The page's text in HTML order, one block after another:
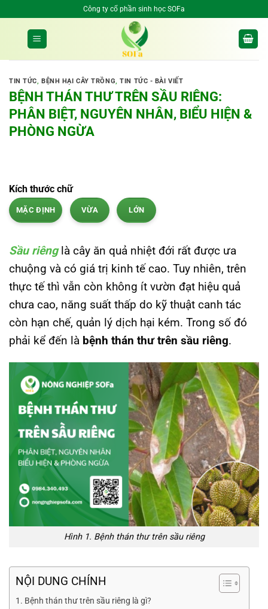
qua
Công ty cổ phần sinh học SOFa
TIN TỨC,BỆNH HẠI CÂY TRỒNG,TIN TỨC - BÀI VIẾT
BỆNH THÁN THƯ TRÊN SẦU RIÊNG:
PHÂN BIỆT, NGUYÊN NHÂN, BIỂU HIỆN &
PHÒNG NGỪA
Kích thước chữ
MẶC ĐỊNH VỪA LỚN
Sầu riêng là cây ăn quả nhiệt đới rất được ưa
chuộng và có giá trị kinh tế cao. Tuy nhiên, trên
thực tế thì vẫn còn không ít vườn đạt hiệu quả
chưa cao, năng suất thấp do kỹ thuật canh tác
còn hạn chế, quản lý dịch hại kém. Trong số đó
phải kể đến là bệnh thán thư trên sầu riêng.
Hình 1. Bệnh thán thư trên sầu riêng
NỘI DUNG CHÍNH
Bệnh thán thư trên sầu riêng là gì?